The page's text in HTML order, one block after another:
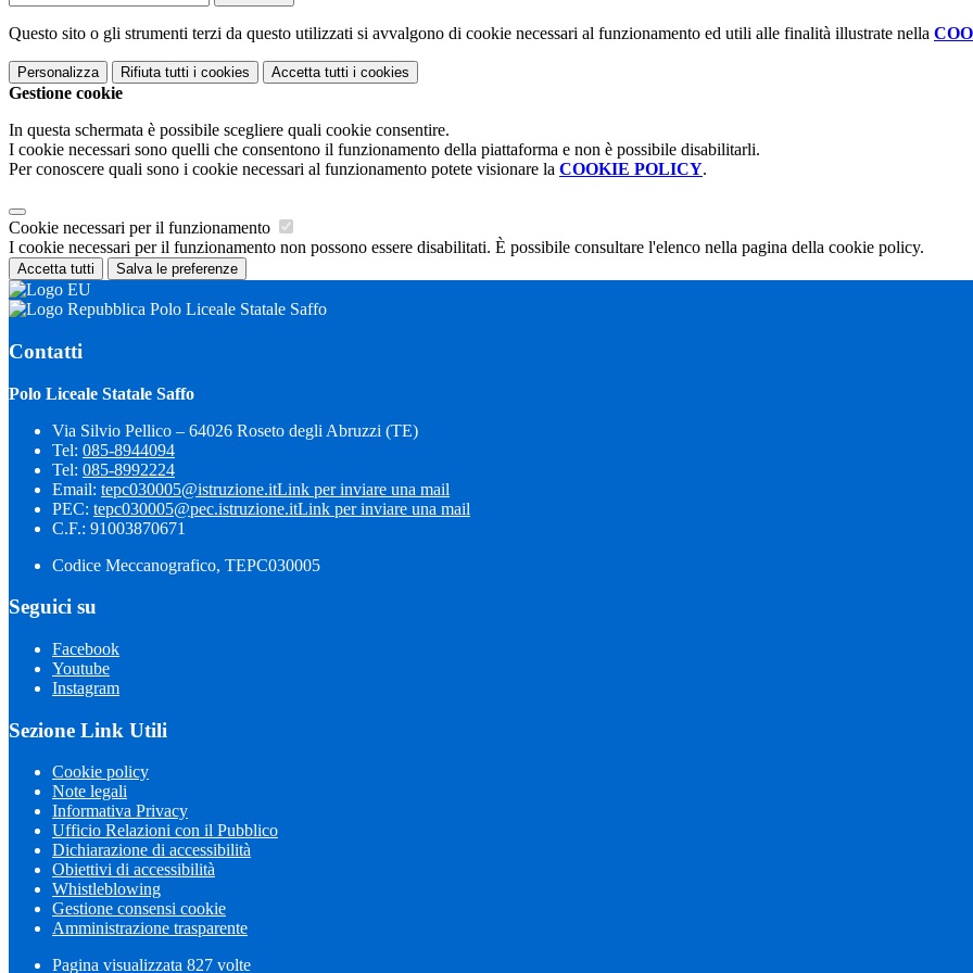
Questo sito o gli strumenti terzi da questo utilizzati si avvalgono di cookie necessari al funzionamento ed utili alle finalità illustrate nella
Personalizza Rifiuta tutti i cookies Accetta tutti i cookies
Gestione cookie
In questa schermata è possibile scegliere quali cookie consentire.
I cookie necessari sono quelli che consentono il funzionamento della piattaforma e non è possibile disabilitarli.
Per conoscere quali sono i cookie necessari al funzionamento potete visionare la COOKIE POLICY.
Cookie necessari per il funzionamento
I cookie necessari per il funzionamento non possono essere disabilitati. È possibile consultare l'elenco nella pagina della cookie policy.
Accetta tutti Salva le preferenze
Polo Liceale Statale Saffo
Contatti
Polo Liceale Statale Saffo
Via Silvio Pellico – 64026 Roseto degli Abruzzi (TE)
Tel: 085-8944094
Tel: 085-8992224
Email: tepc030005@istruzione.itLink per inviare una mail
PEC: tepc030005@pec.istruzione.itLink per inviare una mail
C.F.: 91003870671
Codice Meccanografico, TEPC030005
Seguici su
Facebook
Youtube
Instagram
Sezione Link Utili
Cookie policy
Note legali
Informativa Privacy
Ufficio Relazioni con il Pubblico
Dichiarazione di accessibilità
Obiettivi di accessibilità
Whistleblowing
Gestione consensi cookie
Amministrazione trasparente
Pagina visualizzata 827 volte